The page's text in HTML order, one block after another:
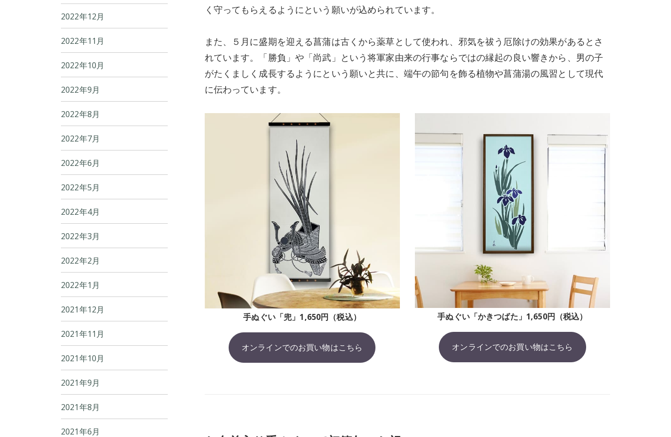
く守ってもらえるようにという願いが込められています。
また、５月に盛期を迎える菖蒲は古くから薬草として使われ、邪気を祓う厄除けの効果があるとさ
れています。「勝負」や「尚武」という将軍家由来の行事ならではの縁起の良い響きから、男の子
がたくましく成長するようにという願いと共に、端午の節句を飾る植物や菖蒲湯の風習として現代
に伝わっています。
手ぬぐい「兜」1,650円（税込）
オンラインでのお買い物はこちら
手ぬぐい「かきつばた」1,650円（税込）
オンラインでのお買い物はこちら
2022年12月
2022年11月
2022年10月
2022年9月
2022年8月
2022年7月
2022年6月
2022年5月
2022年4月
2022年3月
2022年2月
2022年1月
2021年12月
2021年11月
2021年10月
2021年9月
2021年8月
2021年6月